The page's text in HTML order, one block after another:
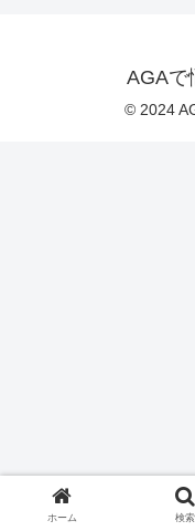
AGAで
© 2024
ホーム 検索